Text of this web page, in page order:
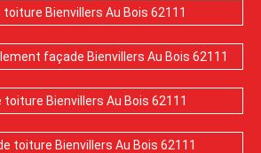
Bienvillers Au Bois 62111
façade Bienvillers Au Bois 62111
toiture Bienvillers Au Bois 62111
toiture Bienvillers Au Bois 62111